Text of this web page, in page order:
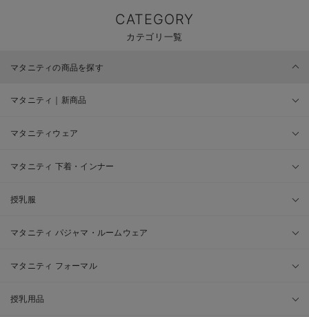
CATEGORY
カテゴリ一覧
マタニティの商品を探す
マタニティ｜新商品
マタニティウェア
マタニティ 下着・インナー
授乳服
マタニティ パジャマ・ルームウェア
マタニティ フォーマル
授乳用品